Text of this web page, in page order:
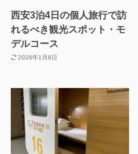
西安3泊4日の個人旅行で訪
れるべき観光スポット・モ
デルコース
2026年1月8日